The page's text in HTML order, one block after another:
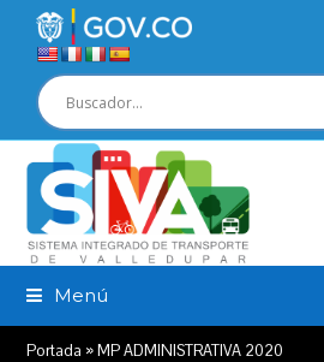
Menú
Portada »MP ADMINISTRATIVA 2020